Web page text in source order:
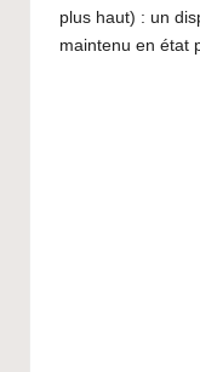
plus haut) : un
maintenu en état